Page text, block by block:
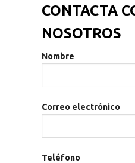
CONTACTA
NOSOTROS
Nombre
Correo electrónico
Teléfono